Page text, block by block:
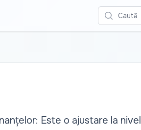
Caută
Este o ajustare la nivel